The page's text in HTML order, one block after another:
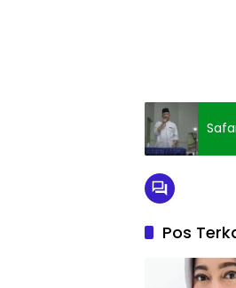
Pos